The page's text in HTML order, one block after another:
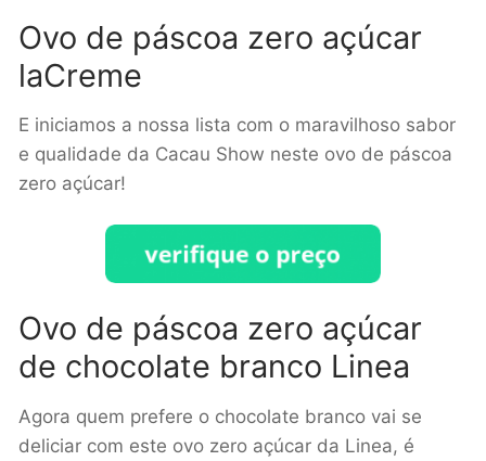
Ovo de páscoa zero açúcar
laCreme
E iniciamos a nossa lista com o maravilhoso sabor
e qualidade da Cacau Show neste ovo de páscoa
zero açúcar!
Ovo de páscoa zero açúcar
de chocolate branco Linea
Agora quem prefere o chocolate branco vai se
deliciar com este ovo zero açúcar da Linea, é